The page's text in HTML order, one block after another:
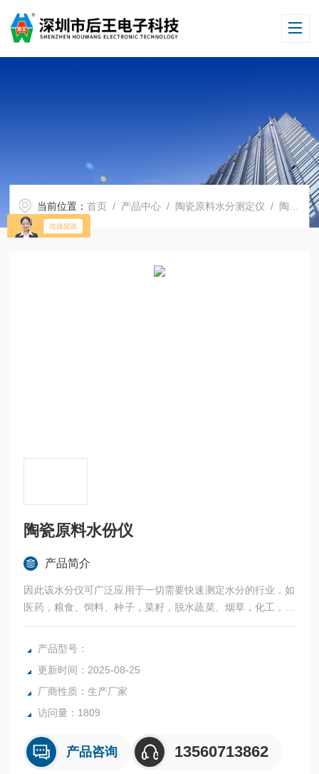
当前位置：首页 / 产品中心 / 陶瓷原料水分测定仪 / 陶瓷原料水分测定仪
陶瓷原料水份仪
产品简介
因此该水分仪可广泛应用于一切需要快速测定水分的行业，如
医药，粮食、饲料、种子，菜籽，脱水蔬菜、烟草，化工，茶
叶，食品、肉类以及纺织，农林、造纸、橡胶、塑胶、纺织等
行业中的实验室与生产过程中。同时满足固体、颗粒、粉末、
司始终立志于为用户提供多用途，多性能的高质量产品，为您
打造快速，准确，物超所值的水分测定仪**。
产品型号：
更新时间：2025-08-25
厂商性质：生产厂家
访问量：1809
产品咨询 13560713862